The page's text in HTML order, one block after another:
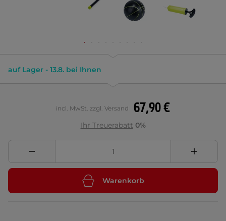
auf Lager - 13.8. bei Ihnen
67,90 €
incl. MwSt. zzgl. Versand
Ihr Treuerabatt 0%
Warenkorb